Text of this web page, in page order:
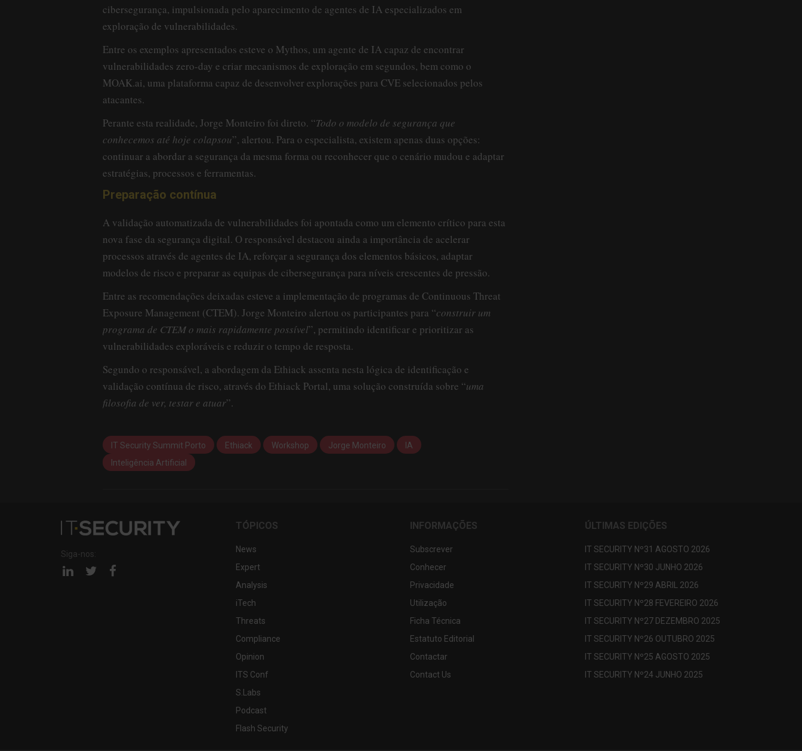
cibersegurança, impulsionada pelo aparecimento de agentes de IA especializados em
exploração de vulnerabilidades.
Entre os exemplos apresentados esteve o Mythos, um agente de IA capaz de encontrar
vulnerabilidades zero-day e criar mecanismos de exploração em segundos, bem como o
MOAK.ai, uma plataforma capaz de desenvolver explorações para CVE selecionados pelos
atacantes.
Perante esta realidade, Jorge Monteiro foi direto. “Todo o modelo de segurança que
conhecemos até hoje colapsou”, alertou. Para o especialista, existem apenas duas opções:
continuar a abordar a segurança da mesma forma ou reconhecer que o cenário mudou e adaptar
estratégias, processos e ferramentas.
Preparação contínua
A validação automatizada de vulnerabilidades foi apontada como um elemento crítico para esta
nova fase da segurança digital. O responsável destacou ainda a importância de acelerar
processos através de agentes de IA, reforçar a segurança dos elementos básicos, adaptar
modelos de risco e preparar as equipas de cibersegurança para níveis crescentes de pressão.
Entre as recomendações deixadas esteve a implementação de programas de Continuous Threat
Exposure Management (CTEM). Jorge Monteiro alertou os participantes para “construir um
programa de CTEM o mais rapidamente possível”, permitindo identificar e prioritizar as
vulnerabilidades exploráveis e reduzir o tempo de resposta.
Segundo o responsável, a abordagem da Ethiack assenta nesta lógica de identificação e
validação contínua de risco, através do Ethiack Portal, uma solução construída sobre “uma
filosofia de ver, testar e atuar”.
IT Security Summit Porto Ethiack Workshop Jorge Monteiro
IA
Inteligência Artificial
Siga-nos:
Página Página
TÓPICOS
News
Expert
Analysis
iTech
Threats
Compliance
Opinion
ITS Conf
S.Labs
Podcast
Flash Security
INFORMAÇÕES
Subscrever
Conhecer
Privacidade
Utilização
Ficha Técnica
Estatuto Editorial
Contactar
Contact Us
ÚLTIMAS EDIÇÕES
IT SECURITY Nº31 AGOSTO 2026
IT SECURITY Nº30 JUNHO 2026
IT SECURITY Nº29 ABRIL 2026
IT SECURITY Nº28 FEVEREIRO 2026
IT SECURITY Nº27 DEZEMBRO 2025
IT SECURITY Nº26 OUTUBRO 2025
IT SECURITY Nº25 AGOSTO 2025
IT SECURITY Nº24 JUNHO 2025